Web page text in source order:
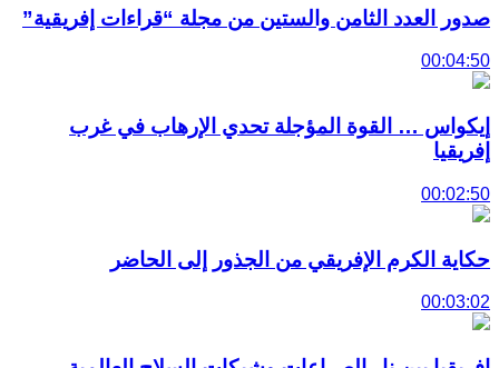
صدور العدد الثامن والستين من مجلة “قراءات إفريقية”
00:04:50
إيكواس … القوة المؤجلة تحدي الإرهاب في غرب
إفريقيا
00:02:50
حكاية الكرم الإفريقي من الجذور إلى الحاضر
00:03:02